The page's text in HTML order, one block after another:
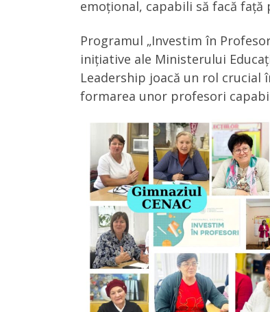
emoțional, capabili să facă
Programul „Investim în
inițiative ale Ministerului
Leadership joacă un rol
formarea unor profesori